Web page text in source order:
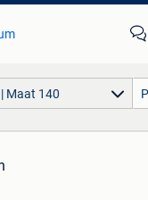
Maat 140